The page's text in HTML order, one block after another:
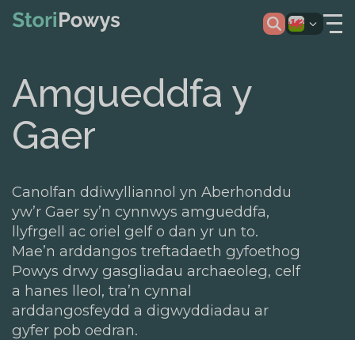
Amgueddfa y
Gaer
Canolfan ddiwylliannol yn Aberhonddu
yw’r Gaer sy’n cynnwys amgueddfa,
llyfrgell ac oriel gelf o dan yr un to.
Mae’n arddangos treftadaeth gyfoethog
Powys drwy gasgliadau archaeoleg, celf
a hanes lleol, tra’n cynnal
arddangosfeydd a digwyddiadau ar
gyfer pob oedran.